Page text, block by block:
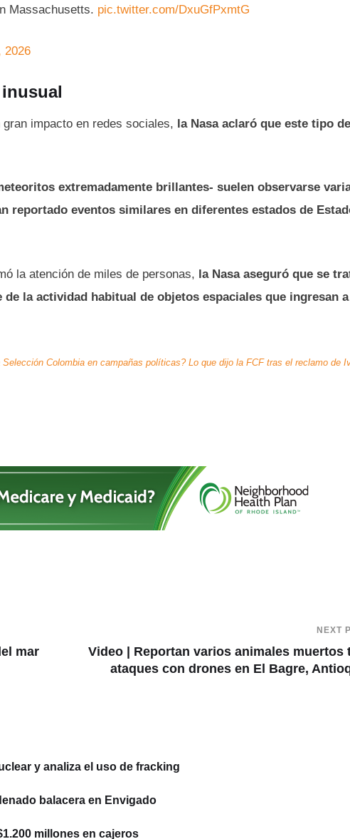
Massachusetts. pic.twitter.com/DxuGfPxmtG
2026
impacto en redes sociales, la Nasa aclaró que este tipo de
extremadamente brillantes- suelen observarse
reportado eventos similares en diferentes estados de
la atención de miles de personas, la Nasa aseguró que se
la actividad habitual de objetos espaciales que ingresan
Colombia en campañas políticas? Lo que dijo la FCF tras el reclamo de
mar
NEXT
Video | Reportan varios animales muertos
ataques con drones en El Bagre,
y analiza el uso de fracking
balacera en Envigado
millones en cajeros